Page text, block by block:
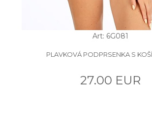
Art: 6G081
PLAVKOVÁ PODPRSENKA S
27.00 EUR